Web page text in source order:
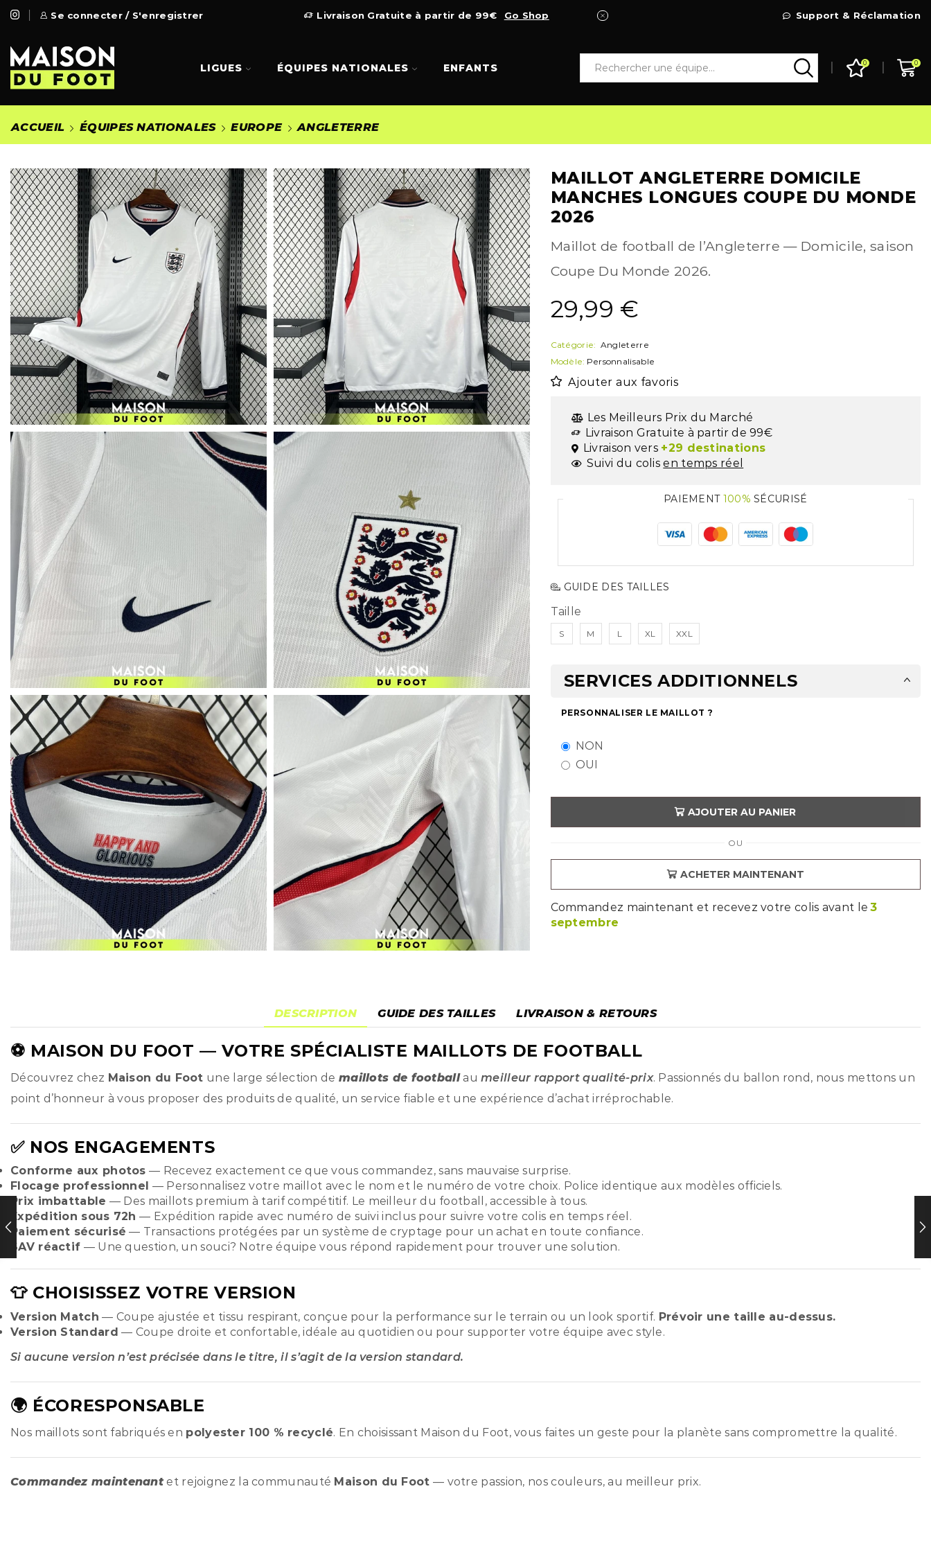
Se connecter / S'enregistrer
à partir de 99€ Go Shop Livraison Gratuite à partir de 99€ Go Shop Livraison Gratuite à partir de 99€ Go Shop
Support & Réclamation
LIGUES ÉQUIPES NATIONALES ENFANTS 0 0
ACCUEIL ÉQUIPES NATIONALES EUROPE ANGLETERRE
MAILLOT ANGLETERRE DOMICILE
MANCHES LONGUES COUPE DU MONDE
2026
Maillot de football de l’Angleterre — Domicile, saison
Coupe Du Monde 2026.
29,99 €
Catégorie: Angleterre
Modèle: Personnalisable
Ajouter aux favoris
Les Meilleurs Prix du Marché
Livraison Gratuite à partir de 99€
Livraison vers +29 destinations
Suivi du colisen temps réel
PAIEMENT 100% SÉCURISÉ
GUIDE DES TAILLES
Taille
S M L XL XXL
SERVICES ADDITIONNELS
PERSONNALISER LE MAILLOT ?
NON
OUI
AJOUTER AU PANIER
OU
ACHETER MAINTENANT
Commandez maintenant et recevez votre colis avant le 3
septembre
DESCRIPTION GUIDE DES TAILLES LIVRAISON & RETOURS
⚽ MAISON DU FOOT — VOTRE SPÉCIALISTE MAILLOTS DE FOOTBALL
Découvrez chez Maison du Foot une large sélection de maillots de footballaumeilleur rapport qualité-prix. Passionnés du ballon rond, nous mettons un
point d’honneur à vous proposer des produits de qualité, un service fiable et une expérience d’achat irréprochable.
✅ NOS ENGAGEMENTS
Conforme aux photos — Recevez exactement ce que vous commandez, sans mauvaise surprise.
Flocage professionnel — Personnalisez votre maillot avec le nom et le numéro de votre choix. Police identique aux modèles officiels.
Prix imbattable — Des maillots premium à tarif compétitif. Le meilleur du football, accessible à tous.
Expédition sous 72h — Expédition rapide avec numéro de suivi inclus pour suivre votre colis en temps réel.
Paiement sécurisé — Transactions protégées par un système de cryptage pour un achat en toute confiance.
SAV réactif — Une question, un souci? Notre équipe vous répond rapidement pour trouver une solution.
👕 CHOISISSEZ VOTRE VERSION
Version Match — Coupe ajustée et tissu respirant, conçue pour la performance sur le terrain ou un look sportif. Prévoir une taille au-dessus.
Version Standard — Coupe droite et confortable, idéale au quotidien ou pour supporter votre équipe avec style.
Si aucune version n’est précisée dans le titre, il s’agit de la version standard.
🌍 ÉCORESPONSABLE
Nos maillots sont fabriqués en polyester 100 % recyclé. En choisissant Maison du Foot, vous faites un geste pour la planète sans compromettre la qualité.
Commandez maintenant et rejoignez la communauté Maison du Foot — votre passion, nos couleurs, au meilleur prix.